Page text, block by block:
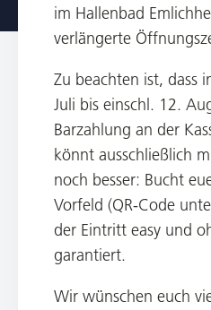
im Hallenbad
verlängerte
Zu beachten ist, dass
Juli bis einschl. 12.
Barzahlung an der
könnt ausschließlich
noch besser: Bucht
Vorfeld (QR-Code
der Eintritt easy und
garantiert.
Wir wünschen euch